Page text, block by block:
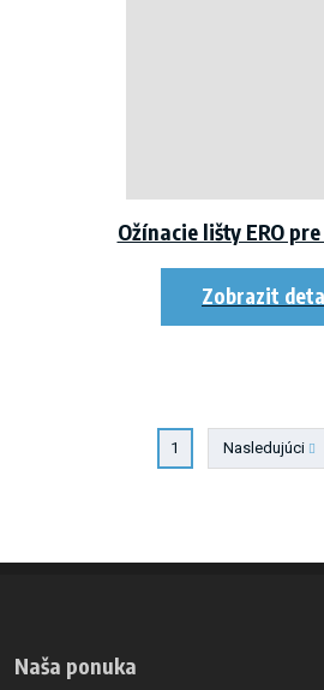
Ožínacie lišty ERO
1 Nasledujúci
Naša ponuka